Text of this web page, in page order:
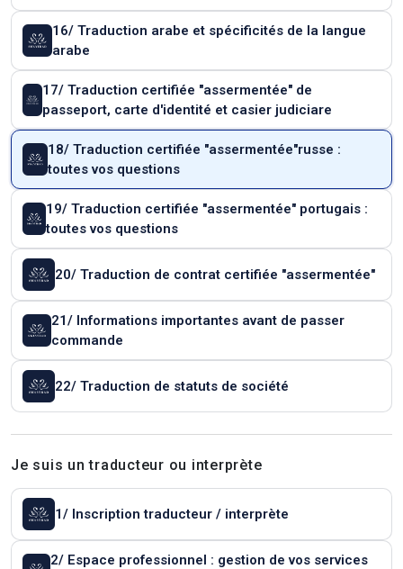
16/ Traduction arabe et spécificités de la langue
arabe
17/ Traduction certifiée "assermentée" de
passeport, carte d'identité et casier judiciare
18/ Traduction certifiée "assermentée"russe :
toutes vos questions
19/ Traduction certifiée "assermentée" portugais :
toutes vos questions
20/ Traduction de contrat certifiée "assermentée"
21/ Informations importantes avant de passer
commande
22/ Traduction de statuts de société
Je suis un traducteur ou interprète
1/ Inscription traducteur / interprète
2/ Espace professionnel : gestion de vos services